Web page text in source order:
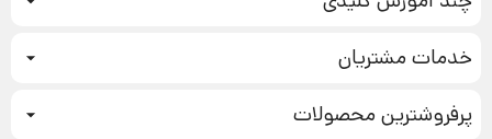
بازاریابی عصبی
تبلیغ نویسی
خدمات مشتریان
آموزش دسترسی به دانلود فایل‌ها
پرفروشترین محصولاتدوره جدید سیستم سازی